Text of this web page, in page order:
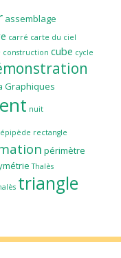
assemblage
carré carte du ciel
construction cube cycle
Graphiques
nuit
rectangle
périmètre
Thalès
triangle